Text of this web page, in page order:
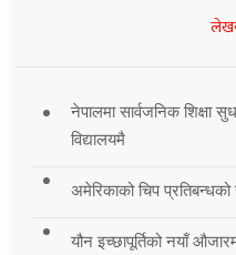
नेपालमा सार्वजनिक शिक्षा
विद्यालयमै
अमेरिकाको चिप
यौन इच्छापूर्तिको नयाँ